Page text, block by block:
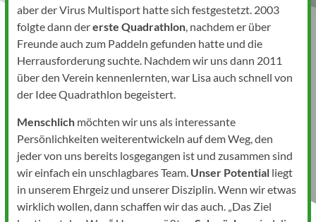
aber der Virus Multisport hatte sich festgestetzt. 2003
folgte dann dererste Quadrathlon , nachdem er über
Freunde auch zum Paddeln gefunden hatte und die
Herrausforderung suchte. Nachdem wir uns dann 2011
über den Verein kennenlernten, war Lisa auch schnell von
der Idee Quadrathlon begeistert.
Menschlich möchten wir uns als interessante
Persönlichkeiten weiterentwickeln auf dem Weg, den
jeder von uns bereits losgegangen ist und zusammen sind
wir einfach ein unschlagbares Team. Unser Potential liegt
in unserem Ehrgeiz und unserer Disziplin. Wenn wir etwas
wirklich wollen, dann schaffen wir das auch. „Das Ziel